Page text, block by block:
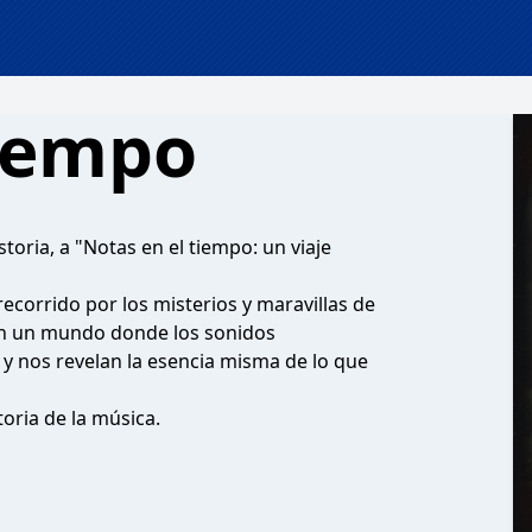
a "Notas en el tiempo: un viaje
por los misterios y maravillas de
un mundo donde los sonidos
nos revelan la esencia misma de lo que
de la música.